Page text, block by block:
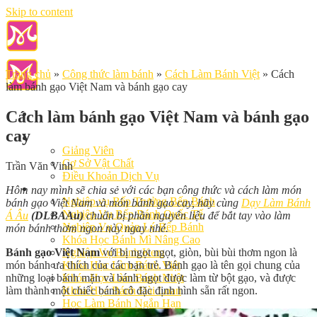
Skip to content
Giảng Viên
Cơ Sở Vật Chất
Điều Khoản Dịch Vụ
Học Làm Bánh
Nghiệp vụ Bếp Trưởng Bếp Bánh
Nghiệp Vụ Bếp Bánh Quốc Tế
Nghiệp Vụ Quản Lý Bếp Bánh
Khóa Học Bánh Mì Nâng Cao
Nghiệp Vụ Bánh Kem
Khóa Học Làm Bánh Việt
Khóa Học Làm Bánh Nhật
Khóa Học Bánh Đài Loan
Học Làm Bánh Ngắn Hạn
Trang chủ » Công thức làm bánh » Cách Làm Bánh Việt » Cách
làm bánh gạo Việt Nam và bánh gạo cay
Cách làm bánh gạo Việt Nam và bánh gạo
cay
Trần Văn Vinh
Hôm nay mình sẽ chia sẻ với các bạn công thức và cách làm món
bánh gạo Việt Nam và món bánh gạo cay, hãy cùng Dạy Làm Bánh
Á Âu (DLBAAu)chuẩn bị phần nguyên liệu để bắt tay vào làm
món bánh thơm ngon này ngay nhé.
Bánh gạo Việt Namvới bị ngọt ngọt, giòn, bùi bùi thơm ngon là
món bánh ưa thích của các bạn trẻ. Bánh gạo là tên gọi chung của
những loại bánh mặn và bánh ngọt được làm từ bột gạo, và được
làm thành một chiếc bánh cô đặc định hình sẵn rất ngon.